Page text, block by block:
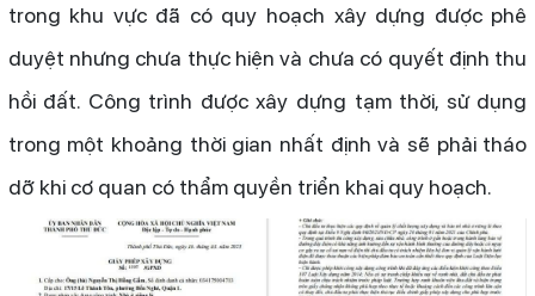
trong khu vực đã có quy hoạch xây dựng được phê
duyệt nhưng chưa thực hiện và chưa có quyết định thu
hồi đất. Công trình được xây dựng tạm thời, sử dụng
trong một khoảng thời gian nhất định và sẽ phải tháo
dỡ khi cơ quan có thẩm quyền triển khai quy hoạch.